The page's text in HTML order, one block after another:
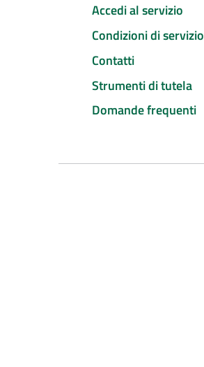
Accedi al servizio
Condizioni di servizio
Contatti
Strumenti di tutela
Domande frequenti